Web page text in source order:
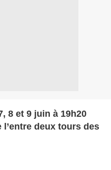
8 et 9 juin à 19h20
deux tours des